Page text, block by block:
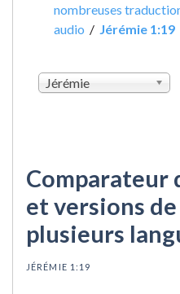
nombreuses
audio / Jérémie 1:19
Jérémie
Comparateur
et versions
plusieurs
JÉRÉMIE 1:19